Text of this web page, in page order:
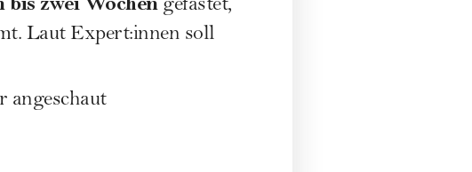
gefastet,
Laut Expert:innen soll
angeschaut